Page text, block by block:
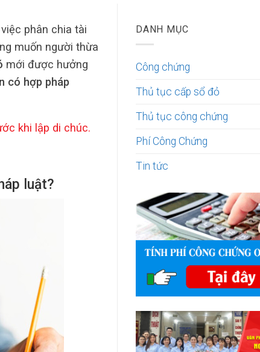
phân chia tài
muốn người thừa
mới được hưởng
có hợp pháp
khi lập di chúc.
luật?
DANH MỤC
Công chứng
Thủ tục cấp sổ đỏ
Thủ tục công chứng
Phí Công Chứng
Tin tức